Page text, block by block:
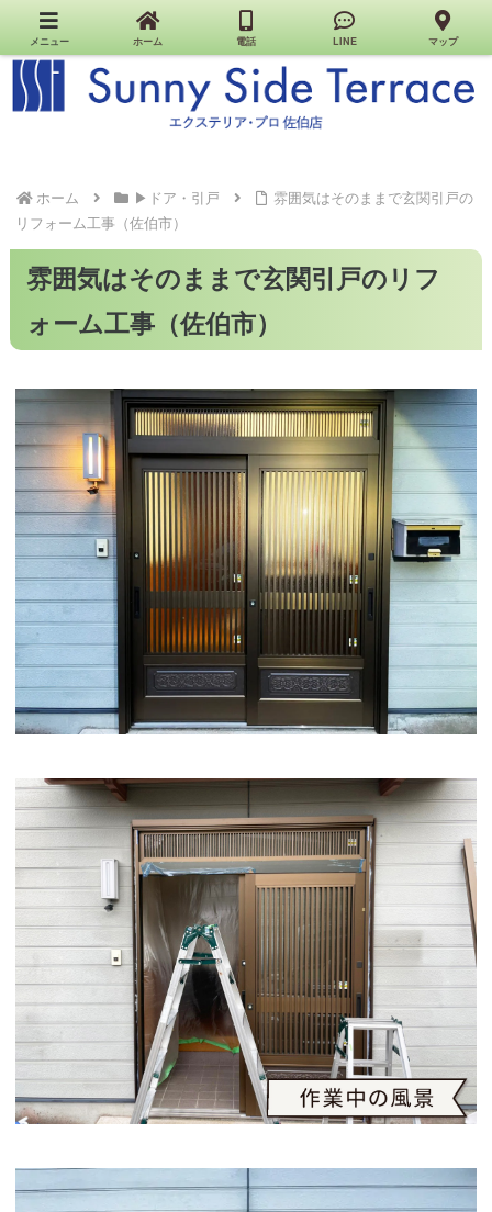
佐伯市のエクステリア・外構・お家の工事はお任せください｜Sunny Side Terrace｜エクステ
リア・プロ佐伯店
ホーム ▶ドア・引戸
雰囲気はそのままで玄関引戸の
リフォーム工事（佐伯市）
雰囲気はそのままで玄関引戸のリフ
ォーム工事（佐伯市）
メニュー ホーム 電話 LINE マップ